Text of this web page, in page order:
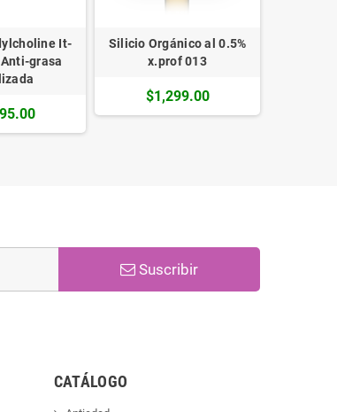
It-
grasa
Silicio Orgánico al 0.5%
x.prof 013
$1,299.00
Suscribir
CATÁLOGO